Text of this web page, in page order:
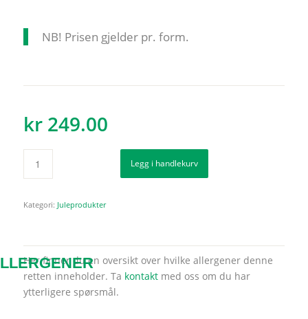
NB! Prisen gjelder pr. form.
kr249.00
Legg i handlekurv
Kategori: Juleprodukter
Her finner du en oversikt over hvilke allergener denne
retten inneholder. Ta kontaktmed oss om du har
ytterligere spørsmål.